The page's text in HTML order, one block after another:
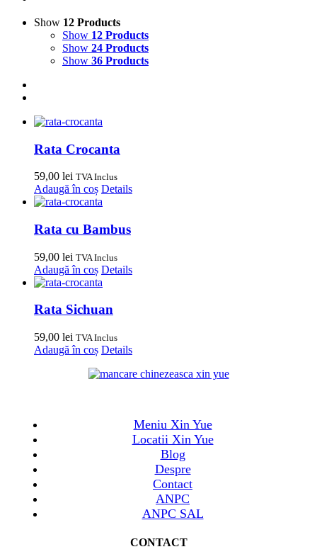
Show 12 Products
Show 12 Products
Show 24 Products
Show 36 Products
Rata Crocanta
59,00 lei TVA Inclus
Adaugă în coș Details
Rata cu Bambus
59,00 lei TVA Inclus
Adaugă în coș Details
Rata Sichuan
59,00 lei TVA Inclus
Adaugă în coș Details
Meniu Xin Yue
Locatii Xin Yue
Blog
Despre
Contact
ANPC
ANPC SAL
CONTACT